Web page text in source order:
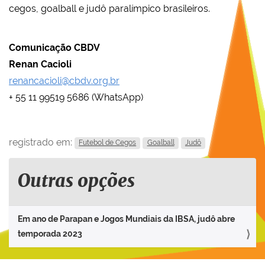
cegos, goalball e judô paralímpico brasileiros.
Comunicação CBDV
Renan Cacioli
renancacioli@cbdv.org.br
+ 55 11 99519 5686 (WhatsApp)
registrado em: Futebol de Cegos Goalball Judô
Outras opções
Em ano de Parapan e Jogos Mundiais da IBSA, judô abre
temporada 2023